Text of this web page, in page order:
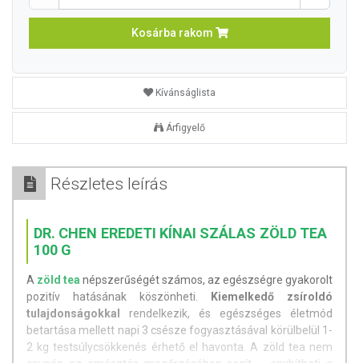
Kosárba rakom
Kívánságlista
Árfigyelő
Részletes leírás
DR. CHEN EREDETI KÍNAI SZÁLAS ZÖLD TEA
100 G
A zöld tea népszerűségét számos, az egészségre gyakorolt
pozitív hatásának köszönheti.
Kiemelkedő zsíroldó
tulajdonságokkal rendelkezik, és egészséges életmód
betartása mellett napi 3 csésze fogyasztásával körülbelül 1-
2 kg testsúlycsökkenés érhető el havonta. A zöld tea nem